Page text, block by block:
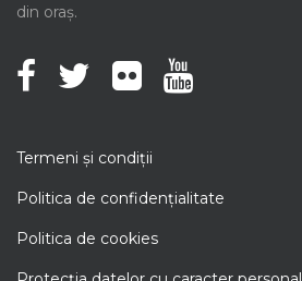
din oraș.
Termeni şi condiţii
Politica de confidenţialitate
Politica de cookies